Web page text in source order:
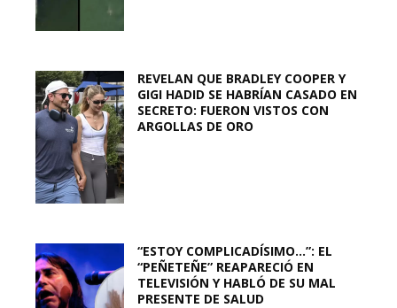
REVELAN QUE BRADLEY COOPER Y
GIGI HADID SE HABRÍAN CASADO EN
SECRETO: FUERON VISTOS CON
ARGOLLAS DE ORO
“ESTOY COMPLICADÍSIMO…”: EL
“PEÑETEÑE” REAPARECIÓ EN
TELEVISIÓN Y HABLÓ DE SU MAL
PRESENTE DE SALUD